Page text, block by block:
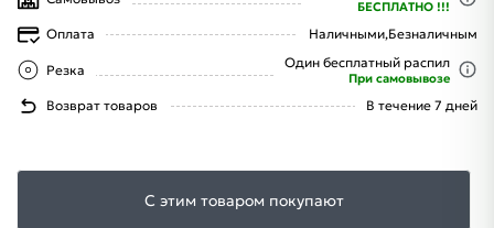
БЕСПЛАТНО !!!
Оплата Наличными,Безналичным
Резка Один бесплатный распил
При самовывозе
Возврат товаров В течение 7 дней
С этим товаром покупают